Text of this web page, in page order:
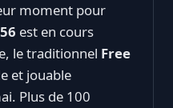
moment pour
est en cours
le traditionnel Free
et jouable
Plus de 100